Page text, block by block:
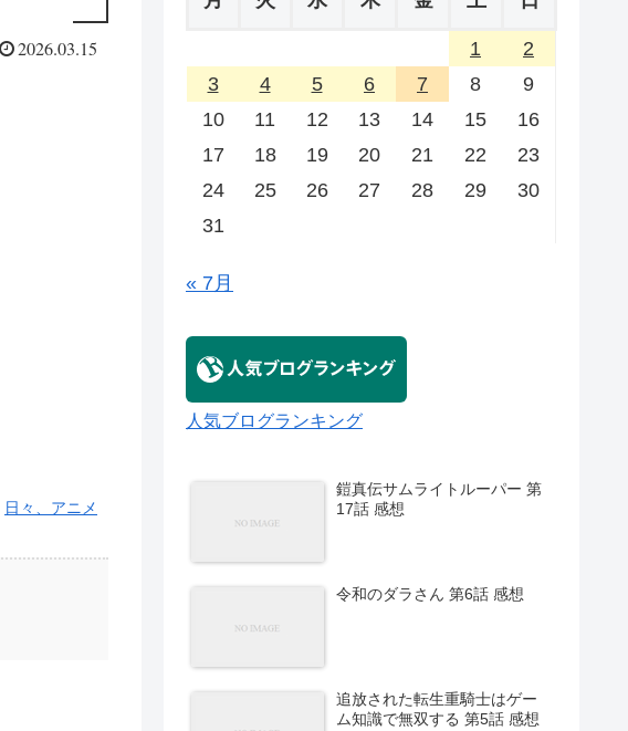
2026.03.15
日々、アニメ
1
2
3
4 5 6 7 8
9
10
11 12 13 14 15
16
17
18 19 20 21 22
23
24
25 26 27 28 29
30
31
« 7月
人気ブログランキング
鎧真伝サムライトルーパー 第
17話 感想
令和のダラさん 第6話 感想
追放された転生重騎士はゲー
ム知識で無双する 第5話 感想